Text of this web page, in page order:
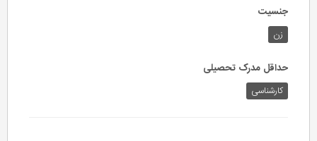
جنسیت
زن
حداقل مدرک تحصیلی
کارشناسی